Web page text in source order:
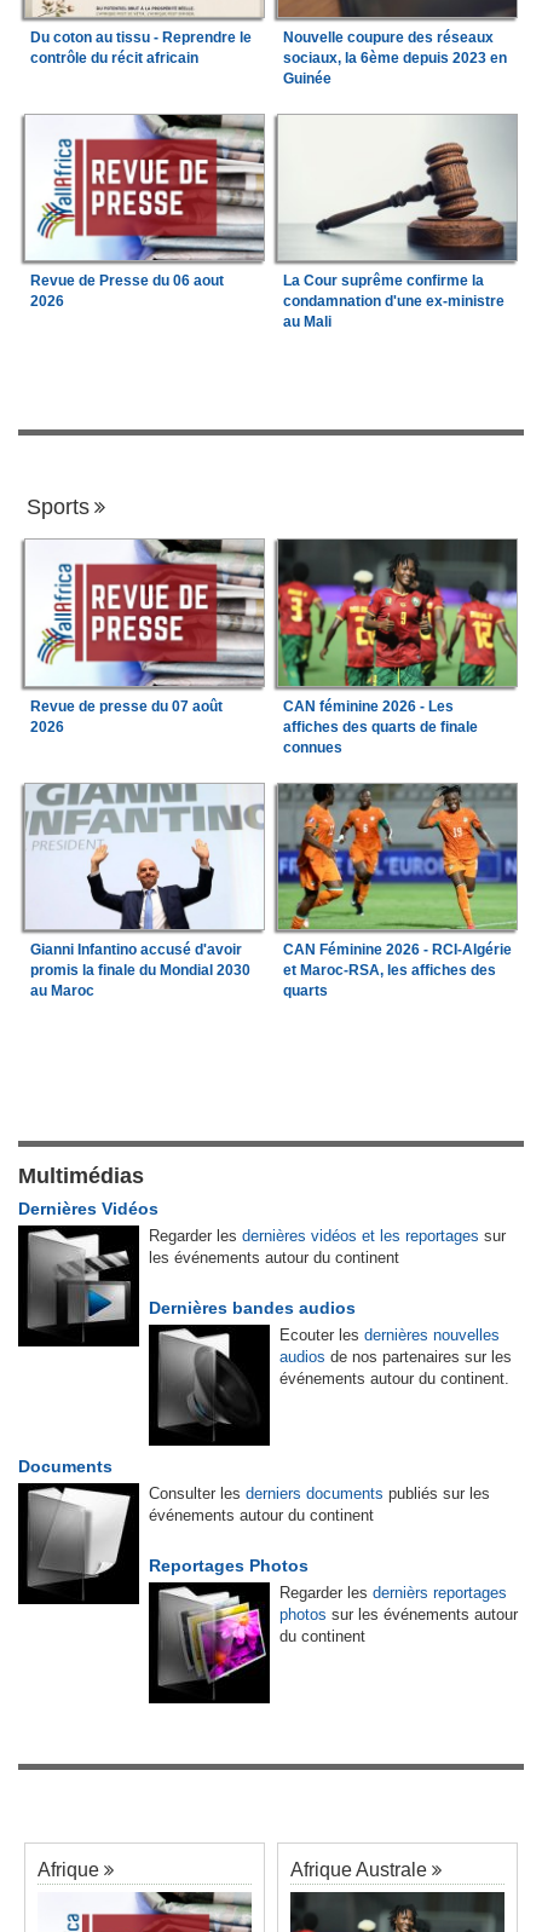
Du coton au tissu - Reprendre le
contrôle du récit africain
Nouvelle coupure des réseaux
sociaux, la 6ème depuis 2023 en
Guinée
Revue de Presse du 06 aout
2026
La Cour suprême confirme la
condamnation d'une ex-ministre
au Mali
Sports
Revue de presse du 07 août
2026
CAN féminine 2026 - Les
affiches des quarts de finale
connues
Gianni Infantino accusé d'avoir
promis la finale du Mondial 2030
au Maroc
CAN Féminine 2026 - RCI-Algérie
et Maroc-RSA, les affiches des
quarts
Multimédias
Dernières Vidéos
Regarder les dernières vidéos et les reportages sur
les événements autour du continent
Dernières bandes audios
Ecouter les dernières nouvelles
audios de nos partenaires sur les
événements autour du continent.
Documents
Consulter les derniers documents publiés sur les
événements autour du continent
Reportages Photos
Regarder les dernièrs reportages
photos sur les événements autour
du continent
Afrique Afrique Australe